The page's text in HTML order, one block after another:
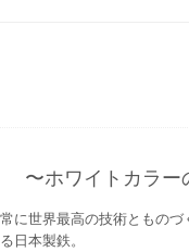
〜ホワイトカラ
常に世界最高の技術ともの
る日本製鉄。